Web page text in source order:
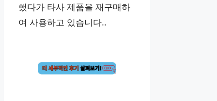
했다가 타사 제품을 재구매하
여 사용하고 있습니다..